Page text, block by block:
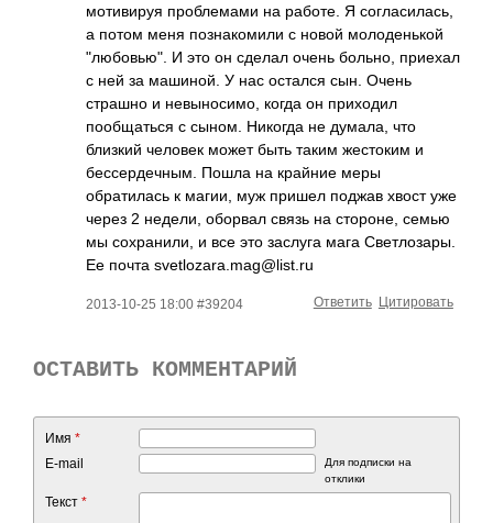
мотивируя проблемами на работе. Я согласилась,
а потом меня познакомили с новой молоденькой
"любовью". И это он сделал очень больно, приехал
с ней за машиной. У нас остался сын. Очень
страшно и невыносимо, когда он приходил
пообщаться с сыном. Никогда не думала, что
близкий человек может быть таким жестоким и
бессердечным. Пошла на крайние меры
обратилась к магии, муж пришел поджав хвост уже
через 2 недели, оборвал связь на стороне, семью
мы сохранили, и все это заслуга мага Светлозары.
Ее почта svetlozara.mag@l­ist.ru­
2013-10-25 18:00 #39204 Цитировать
Ответить
ОСТАВИТЬ КОММЕНТАРИЙ
Имя *
E-mail
Для подписки на
отклики
Текст *